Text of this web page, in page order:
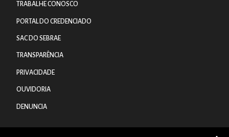
TRABALHE CONOSCO
PORTAL DO CREDENCIADO
SAC DO SEBRAE
TRANSPARÊNCIA
PRIVACIDADE
OUVIDORIA
DENUNCIA